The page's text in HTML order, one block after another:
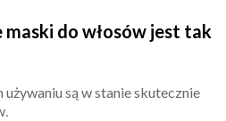
maski do włosów jest tak
są w stanie skutecznie